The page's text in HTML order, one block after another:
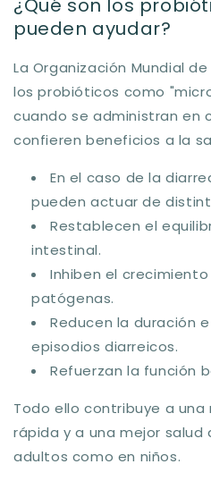
¿Qué son los
pueden ayudar?
La Organización Mundial
los probióticos como
cuando se administran en
confieren beneficios a la
En el caso de la
pueden actuar de
Restablecen el
intestinal.
Inhiben el
patógenas.
Reducen la duración
episodios diarreicos.
Refuerzan la función
Todo ello contribuye a
rápida y a una mejor
adultos como en niños.